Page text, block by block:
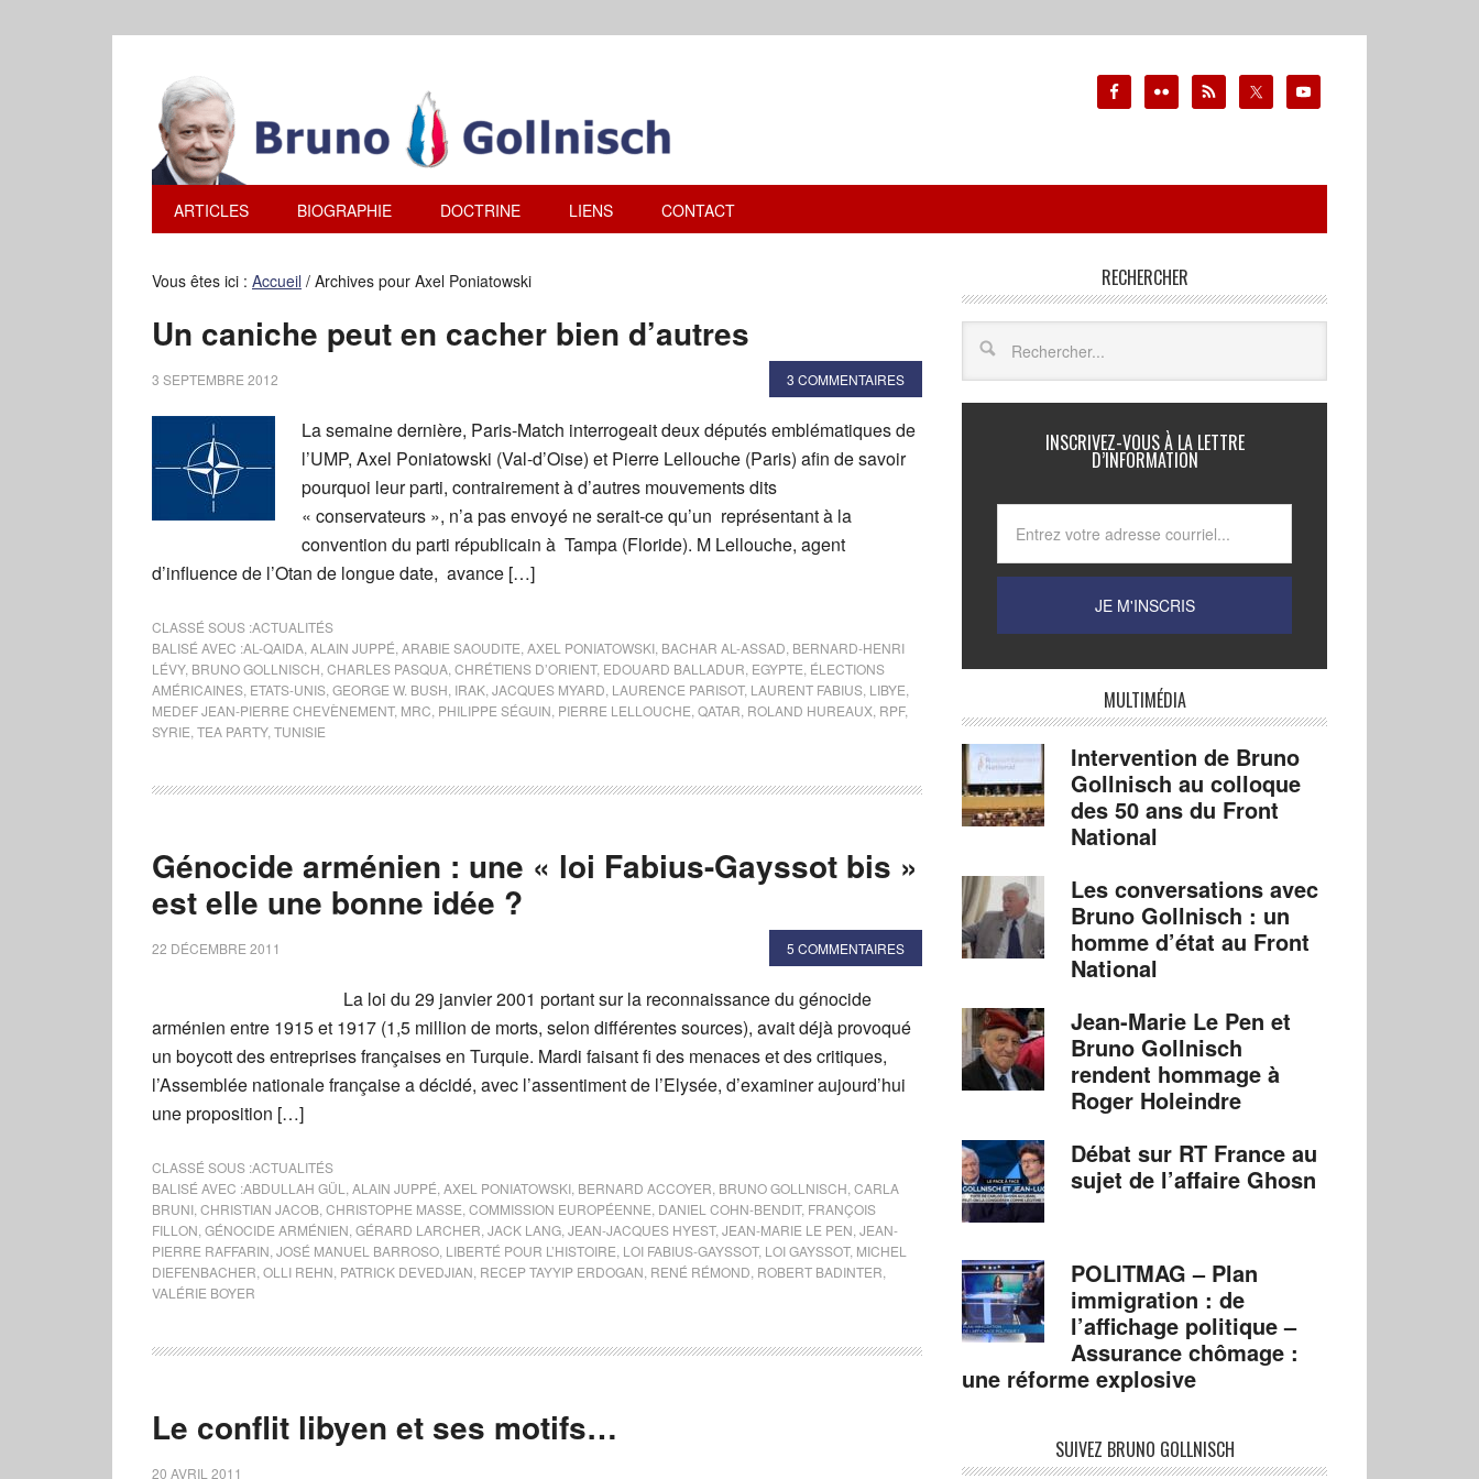
ARTICLES BIOGRAPHIE DOCTRINE LIENS CONTACT
Vous êtes ici : Accueil / Archives pour Axel Poniatowski
Un caniche peut en cacher bien d’autres
3 SEPTEMBRE 2012 3 COMMENTAIRES
La semaine dernière, Paris-Match interrogeait deux députés emblématiques de
l’UMP, Axel Poniatowski (Val-d’Oise) et Pierre Lellouche (Paris) afin de savoir
pourquoi leur parti, contrairement à d’autres mouvements dits
« conservateurs », n’a pas envoyé ne serait-ce qu’un représentant à la
convention du parti républicain à Tampa (Floride). M Lellouche, agent
d’influence de l’Otan de longue date, avance […]
CLASSÉ SOUS :ACTUALITÉS
BALISÉ AVEC :AL-QAIDA ALAIN JUPPÉ ARABIE SAOUDITE AXEL PONIATOWSKI BACHAR AL-ASSAD BERNARD-HENRI
LÉVY, BRUNO GOLLNISCH CHARLES PASQUA CHRÉTIENS D’ORIENT, EDOUARD BALLADUR EGYPTE ÉLECTIONS
AMÉRICAINES ETATS-UNIS GEORGE W. BUSH IRAK JACQUES MYARD LAURENCE PARISOT, LAURENT FABIUS LIBYE
MEDEF JEAN-PIERRE CHEVÈNEMENT, MRC PHILIPPE SÉGUIN PIERRE LELLOUCHE QATAR ROLAND HUREAUX RPF,
SYRIE TEA PARTY, TUNISIE
Génocide arménien : une « loi Fabius-Gayssot bis »
est elle une bonne idée ?
22 DÉCEMBRE 2011 5 COMMENTAIRES
La loi du 29 janvier 2001 portant sur la reconnaissance du génocide
arménien entre 1915 et 1917 (1,5 million de morts, selon différentes sources), avait déjà provoqué
un boycott des entreprises françaises en Turquie. Mardi faisant fi des menaces et des critiques,
l’Assemblée nationale française a décidé, avec l’assentiment de l’Elysée, d’examiner aujourd’hui
une proposition […]
CLASSÉ SOUS :ACTUALITÉS
BALISÉ AVEC :ABDULLAH GÜL ALAIN JUPPÉ AXEL PONIATOWSKI BERNARD ACCOYER BRUNO GOLLNISCH CARLA
BRUNI CHRISTIAN JACOB CHRISTOPHE MASSE COMMISSION EUROPÉENNE DANIEL COHN-BENDIT, FRANÇOIS
FILLON GÉNOCIDE ARMÉNIEN GÉRARD LARCHER JACK LANG JEAN-JACQUES HYEST, JEAN-MARIE LE PEN JEAN-
PIERRE RAFFARIN JOSÉ MANUEL BARROSO LIBERTÉ POUR L’HISTOIRE LOI FABIUS-GAYSSOT, LOI GAYSSOT, MICHEL
DIEFENBACHER OLLI REHN PATRICK DEVEDJIAN RECEP TAYYIP ERDOGAN RENÉ RÉMOND ROBERT BADINTER
VALÉRIE BOYER
Le conflit libyen et ses motifs…
20 AVRIL 2011
RECHERCHER
INSCRIVEZ-VOUS À LA LETTRE
D’INFORMATION
MULTIMÉDIA
Intervention de Bruno
Gollnisch au colloque
des 50 ans du Front
National
Les conversations avec
Bruno Gollnisch : un
homme d’état au Front
National
Jean-Marie Le Pen et
Bruno Gollnisch
rendent hommage à
Roger Holeindre
Débat sur RT France au
sujet de l’affaire Ghosn
POLITMAG – Plan
immigration : de
l’affichage politique –
Assurance chômage :
une réforme explosive
SUIVEZ BRUNO GOLLNISCH